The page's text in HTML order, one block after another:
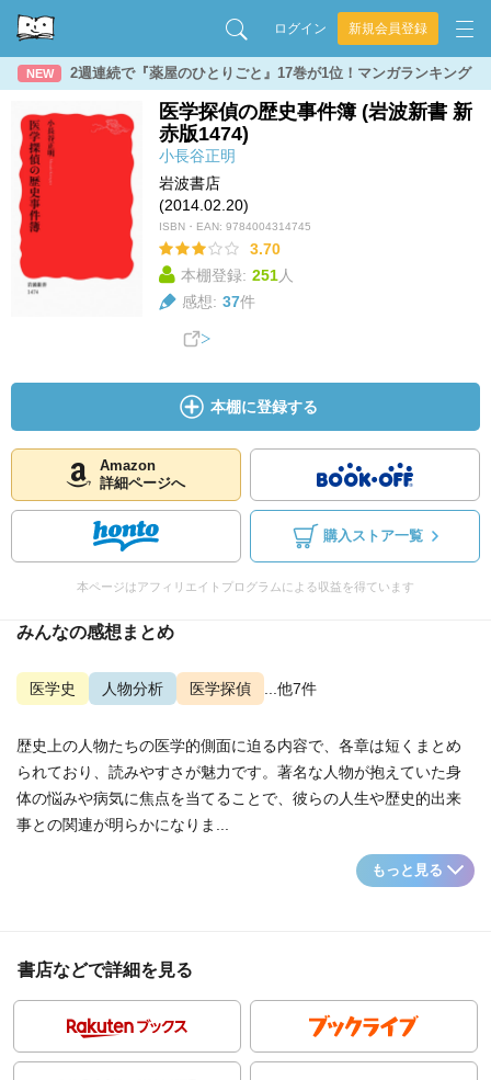
ログイン 新規会員登録
NEW 2週連続で『薬屋のひとりごと』17巻が1位！マンガランキング
医学探偵の歴史事件簿 (岩波新書 新
赤版1474)
小長谷正明
岩波書店
(2014.02.20)
ISBN・EAN: 9784004314745
3.70
本棚登録: 251人
感想: 37件
本棚に登録する
Amazon
詳細ページへ
購入ストア一覧
本ページはアフィリエイトプログラムによる収益を得ています
みんなの感想まとめ
医学史 人物分析 医学探偵 ...他7件
歴史上の人物たちの医学的側面に迫る内容で、各章は短くまとめ
られており、読みやすさが魅力です。著名な人物が抱えていた身
体の悩みや病気に焦点を当てることで、彼らの人生や歴史的出来
事との関連が明らかになりま...
もっと見る
書店などで詳細を見る